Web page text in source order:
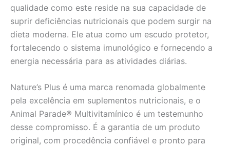
qualidade como este reside na sua capacidade de
suprir deficiências nutricionais que podem surgir na
dieta moderna. Ele atua como um escudo protetor,
fortalecendo o sistema imunológico e fornecendo a
energia necessária para as atividades diárias.
Nature’s Plus é uma marca renomada globalmente
pela excelência em suplementos nutricionais, e o
Animal Parade® Multivitamínico é um testemunho
desse compromisso. É a garantia de um produto
original, com procedência confiável e pronto para